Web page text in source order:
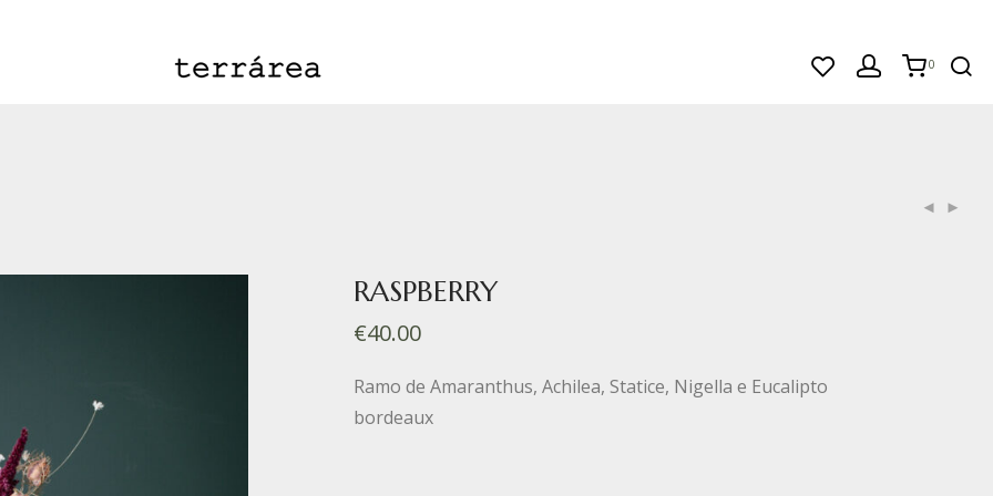
0
RASPBERRY
€40.00
Ramo de Amaranthus, Achilea, Statice, Nigella e Eucalipto
bordeaux